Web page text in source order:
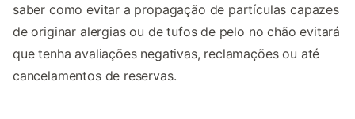
saber como evitar a propagação de partículas capazes
de originar alergias ou de tufos de pelo no chão evitará
que tenha avaliações negativas, reclamações ou até
cancelamentos de reservas.